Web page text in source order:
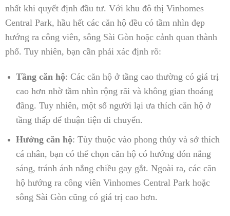
nhất khi quyết định đầu tư. Với khu đô thị Vinhomes
Central Park, hầu hết các căn hộ đều có tầm nhìn đẹp
hướng ra công viên, sông Sài Gòn hoặc cảnh quan thành
phố. Tuy nhiên, bạn cần phải xác định rõ:
Tầng căn hộ: Các căn hộ ở tầng cao thường có giá trị
cao hơn nhờ tầm nhìn rộng rãi và không gian thoáng
đãng. Tuy nhiên, một số người lại ưa thích căn hộ ở
tầng thấp để thuận tiện di chuyển.
Hướng căn hộ: Tùy thuộc vào phong thủy và sở thích
cá nhân, bạn có thể chọn căn hộ có hướng đón nắng
sáng, tránh ánh nắng chiều gay gắt. Ngoài ra, các căn
hộ hướng ra công viên Vinhomes Central Park hoặc
sông Sài Gòn cũng có giá trị cao hơn.